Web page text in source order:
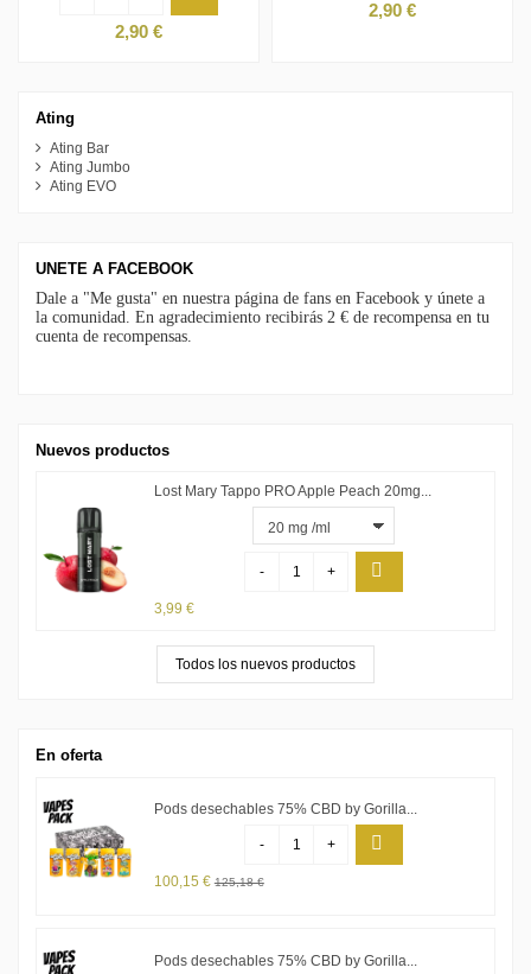
2,90 €
2,90 €
Ating
Ating Bar
Ating Jumbo
Ating EVO
UNETE A FACEBOOK
Dale a "Me gusta" en nuestra página de fans en Facebook y únete a
la comunidad. En agradecimiento recibirás 2 € de recompensa en tu
cuenta de recompensas.
Nuevos productos
Lost Mary Tappo PRO Apple Peach 20mg...
- +
3,99 €
Todos los nuevos productos
En oferta
Pods desechables 75% CBD by Gorilla...
- +
100,15 € 125,18 €
Pods desechables 75% CBD by Gorilla...